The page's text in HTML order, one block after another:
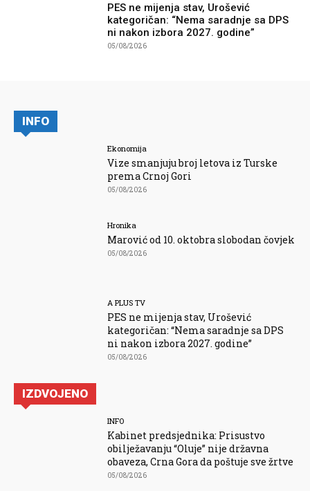
PES ne mijenja stav, Urošević
kategoričan: “Nema saradnje sa DPS
ni nakon izbora 2027. godine”
05/08/2026
INFO
Ekonomija
Vize smanjuju broj letova iz Turske
prema Crnoj Gori
05/08/2026
Hronika
Marović od 10. oktobra slobodan čovjek
05/08/2026
A PLUS TV
PES ne mijenja stav, Urošević
kategoričan: “Nema saradnje sa DPS
ni nakon izbora 2027. godine”
05/08/2026
IZDVOJENO
INFO
Kabinet predsjednika: Prisustvo
obilježavanju “Oluje” nije državna
obaveza, Crna Gora da poštuje sve žrtve
05/08/2026